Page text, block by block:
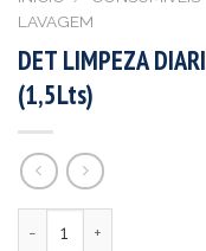
LAVAGEM
DET LIMPEZA
(1,5Lts)